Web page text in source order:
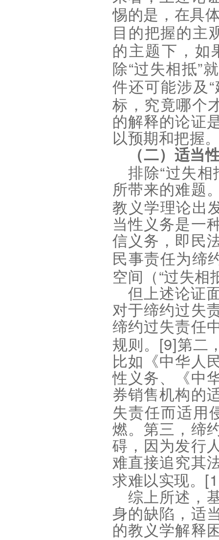
惕的是，在具
目的把握的主
的主题下，如
除“过失相抵”
件还可能涉及 “
标，究竟哪个
的解释的论证
以预期和把握
（二）适当
排除“过失相
所带来的难题
教义学理论出
当性义务是一
信义务，即民
民事责任为缔
空间（ “过失相
但上述论证
对于缔约过失
缔约过失责任
规则。 [9]第二
比如《中华人
性义务、《中
券销售机构的
失责任而适用
燃。第三，缔
碍，因为发行
难直接追究其
求难以实现。
综上所述，
身的缺陷，适
的教义学解释